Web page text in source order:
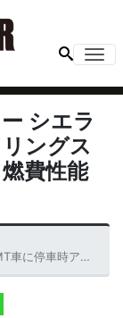
シエラ
ングス
費性能
を追加して燃費性能を向上